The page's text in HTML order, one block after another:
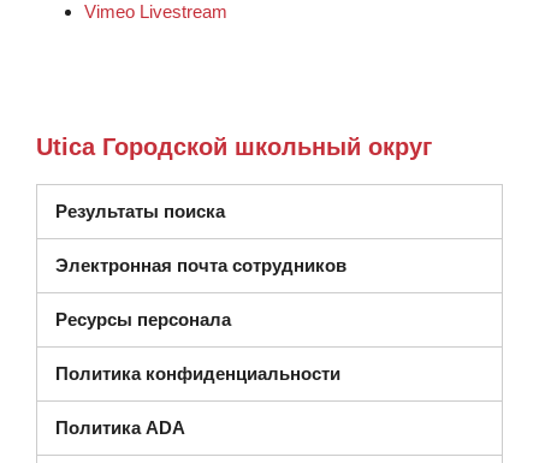
Vimeo Livestream
Utica Городской школьный округ
Результаты поиска
Электронная почта сотрудников
Ресурсы персонала
Политика конфиденциальности
Политика ADA